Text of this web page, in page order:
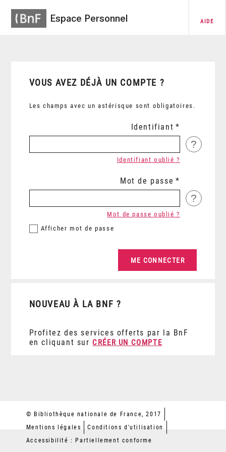
Espace Personnel AIDE
VOUS AVEZ DÉJÀ UN COMPTE ?
Les champs avec un astérisque sont obligatoires.
Identifiant
?
Identifiant oublié ?
Mot de passe
?
Afficher mot de passe
Mot de passe oublié ?
NOUVEAU À LA BNF ?
Profitez des services offerts par la BnF
en cliquant sur CRÉER UN COMPTE
© Bibliothèque nationale de France, 2017
Mentions légales
Conditions d'utilisation
Accessibilité : Partiellement conforme